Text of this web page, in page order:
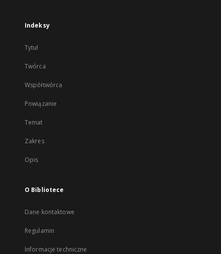
Indeksy
Tytuł
Twórca
Współtwórca
Powiązanie
Temat
Zakres
Opis
O Bibliotece
Dane kontaktowe
Regulamin
Informacje techniczne